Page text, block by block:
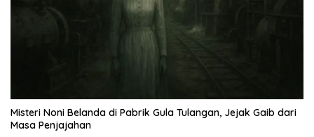
Misteri Noni Belanda di Pabrik Gula Tulangan, Jejak Gaib dari
Masa Penjajahan